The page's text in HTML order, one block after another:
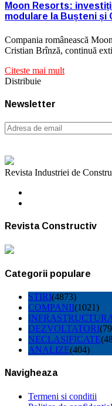
Moon Resorts:
modulare la Bușteni și
Compania românească
Cristian Brînză, continuă
Citeste mai mult
Distribuie
Newsletter
Revista Industriei de
Revista Constructiv
Categorii populare
STIRI(4873)
COMPANII(1021)
DEZVOLTATORI
NECLASIFICATE
ANALIZE(404)
Navigheaza
Termeni si conditii